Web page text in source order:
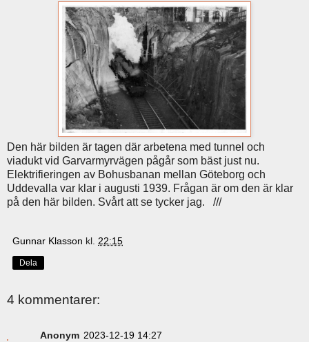
Den här bilden är tagen där arbetena med tunnel och
viadukt vid Garvarmyrvägen pågår som bäst just nu.
Elektrifieringen av Bohusbanan mellan Göteborg och
Uddevalla var klar i augusti 1939. Frågan är om den är klar
på den här bilden. Svårt att se tycker jag. ///
Gunnar Klasson kl. 22:15
Dela
4 kommentarer:
Anonym 2023-12-19 14:27